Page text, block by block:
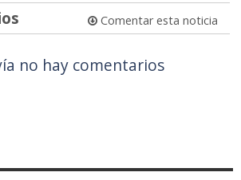
Comentar esta noticia
no hay comentarios